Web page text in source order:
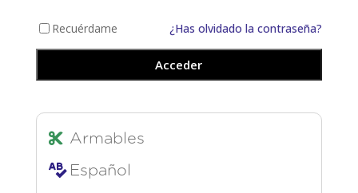
Recuérdame ¿Has olvidado la contraseña?
Acceder
Armables
Español